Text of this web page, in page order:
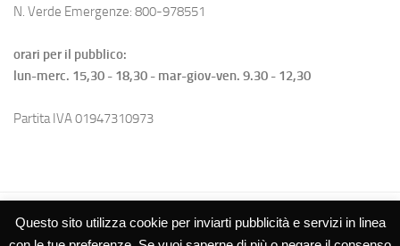
N. Verde Emergenze: 800-978551
orari per il pubblico:
lun-merc. 15,30 - 18,30 - mar-giov-ven. 9.30 - 12,30
Partita IVA 01947310973
Questo sito utilizza cookie per inviarti pubblicità e servizi in linea